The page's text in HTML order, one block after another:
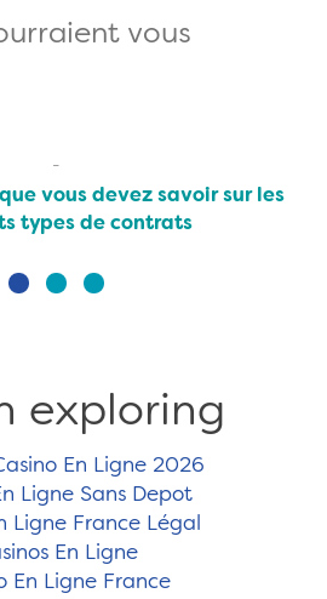
vous
vous devez savoir sur les
types de contrats
exploring
En Ligne 2026
Ligne Sans Depot
Ligne France Légal
En Ligne
En Ligne France